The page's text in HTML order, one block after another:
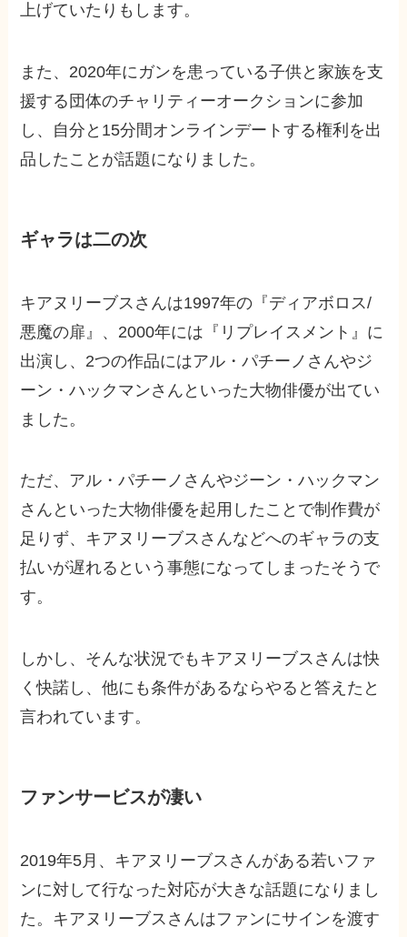
上げていたりもします。
また、2020年にガンを患っている子供と家族を支
援する団体のチャリティーオークションに参加
し、自分と15分間オンラインデートする権利を出
品したことが話題になりました。
ギャラは二の次
キアヌリーブスさんは1997年の『ディアボロス/
悪魔の扉』、2000年には『リプレイスメント』に
出演し、2つの作品にはアル・パチーノさんやジ
ーン・ハックマンさんといった大物俳優が出てい
ました。
ただ、アル・パチーノさんやジーン・ハックマン
さんといった大物俳優を起用したことで制作費が
足りず、キアヌリーブスさんなどへのギャラの支
払いが遅れるという事態になってしまったそうで
す。
しかし、そんな状況でもキアヌリーブスさんは快
く快諾し、他にも条件があるならやると答えたと
言われています。
ファンサービスが凄い
2019年5月、キアヌリーブスさんがある若いファ
ンに対して行なった対応が大きな話題になりまし
た。キアヌリーブスさんはファンにサインを渡す